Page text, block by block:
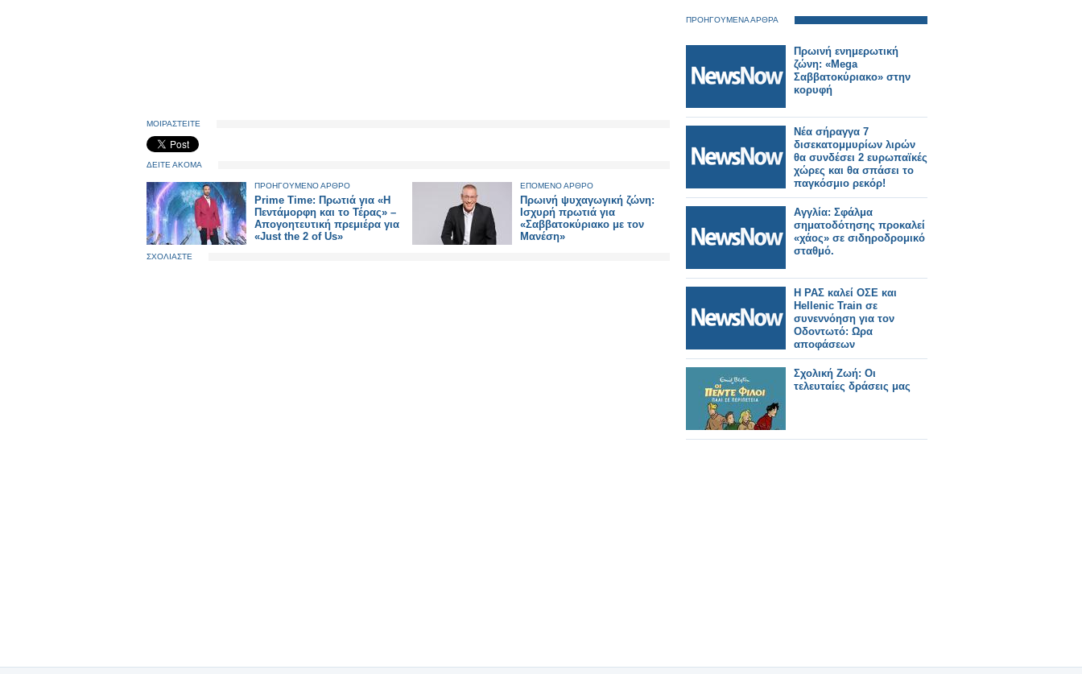
ΜΟΙΡΑΣΤΕΙΤΕ
ΔΕΙΤΕ ΑΚΟΜΑ
ΠΡΟΗΓΟΥΜΕΝΟ ΑΡΘΡΟ
Prime Time: Πρωτιά για «Η
Πεντάμορφη και το Τέρας» –
Απογοητευτική πρεμιέρα για
«Just the 2 of Us»
ΕΠΟΜΕΝΟ ΑΡΘΡΟ
Πρωινή ψυχαγωγική ζώνη:
Ισχυρή πρωτιά για
«Σαββατοκύριακο με τον
Μανέση»
ΣΧΟΛΙΑΣΤΕ
ΠΡΟΗΓΟΥΜΕΝΑ ΑΡΘΡΑ
Πρωινή ενημερωτική
ζώνη: «Mega
Σαββατοκύριακο» στην
κορυφή
Νέα σήραγγα 7
δισεκατομμυρίων λιρών
θα συνδέσει 2 ευρωπαϊκές
χώρες και θα σπάσει το
παγκόσμιο ρεκόρ!
Αγγλία: Σφάλμα
σηματοδότησης προκαλεί
«χάος» σε σιδηροδρομικό
σταθμό.
Η ΡΑΣ καλεί ΟΣΕ και
Hellenic Train σε
συνεννόηση για τον
Οδοντωτό: Ωρα
αποφάσεων
Σχολική Ζωή: Οι
τελευταίες δράσεις μας